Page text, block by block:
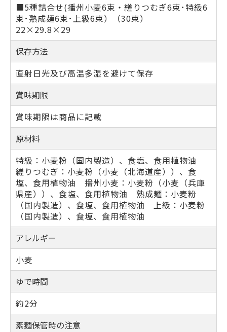
■5種詰合せ(播州小麦6束・縒りつむぎ6束･特級6
束･熟成麺6束･上級6束）（30束）
22×29.8×29
保存方法
直射日光及び高温多湿を避けて保存
賞味期限
賞味期限は商品に記載
原材料
特級：小麦粉（国内製造）、食塩、食用植物油
縒りつむぎ：小麦粉（小麦（北海道産））、食
塩、食用植物油 播州小麦：小麦粉（小麦（兵庫
県産））、食塩、食用植物油 熟成麺：小麦粉
（国内製造）、食塩、食用植物油 上級：小麦粉
（国内製造）、食塩、食用植物油
アレルギー
小麦
ゆで時間
約2分
素麺保管時の注意